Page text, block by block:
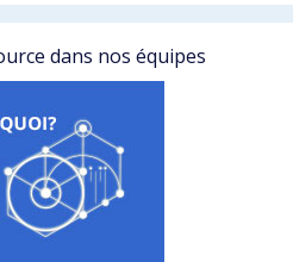
dans nos équipes